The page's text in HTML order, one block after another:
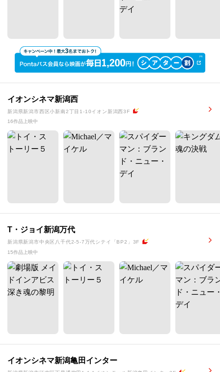
イオンシネマ新潟西
新潟県新潟市西区小新南2丁目1-10イオン新潟西3F
16作品上映中
T・ジョイ新潟万代
新潟県新潟市中央区八千代2-5-7万代シテイ「BP2」3F
15作品上映中
イオンシネマ新潟亀田インター